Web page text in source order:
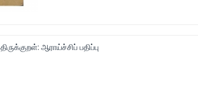
திருக்குறள்: ஆராய்ச்சிப் பதிப்பு